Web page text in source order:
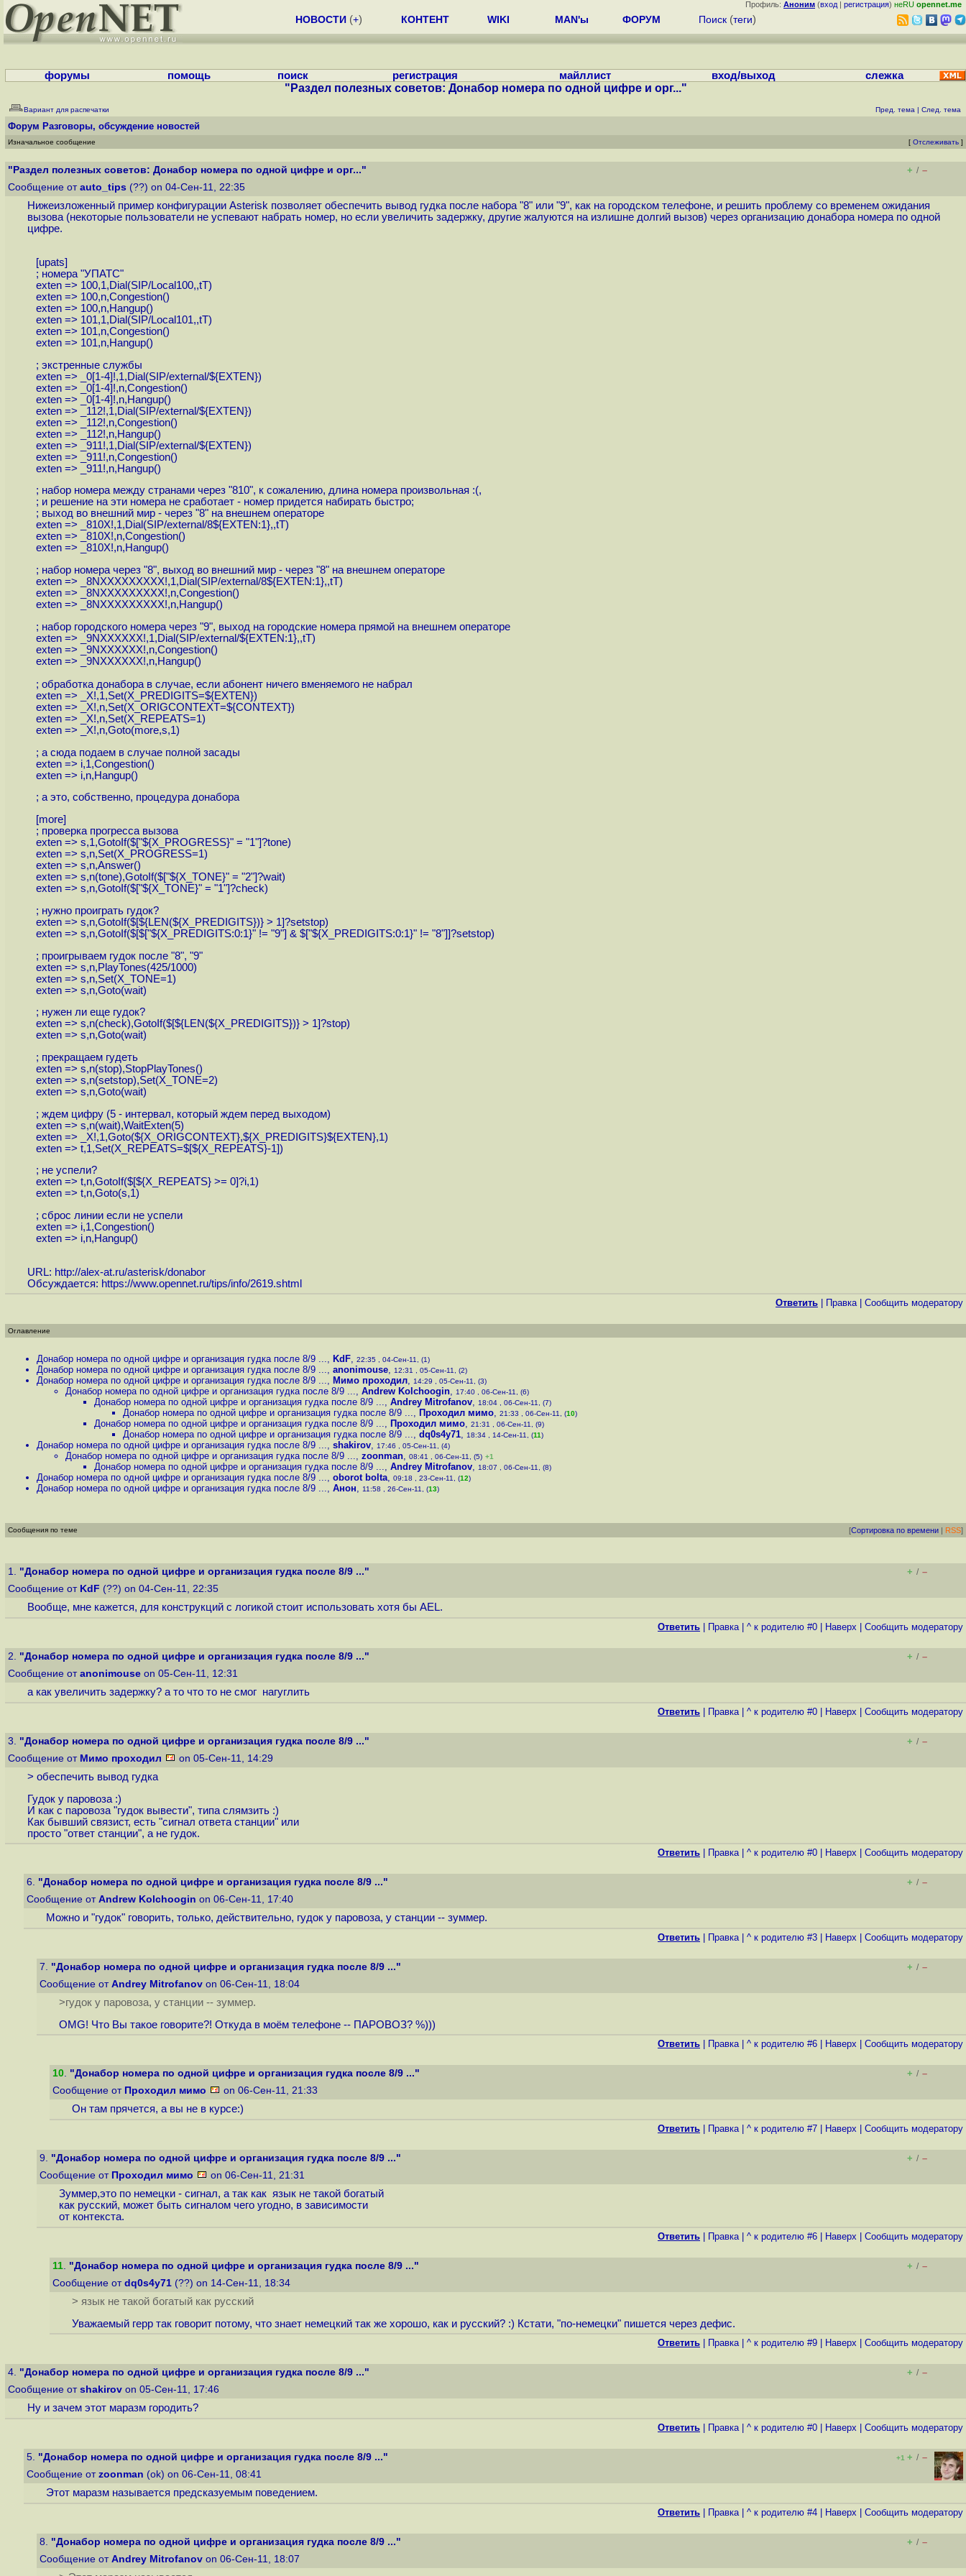
Профиль: Аноним (вход | регистрация) неRU opennet.me
НОВОСТИ (+) КОНТЕНТ WIKI MAN'ы ФОРУМ Поиск (теги)
форумы помощь поиск регистрация майллист вход/выход слежка
"Раздел полезных советов: Донабор номера по одной цифре и орг..."
Вариант для распечатки Пред. тема | След. тема
Форум Разговоры, обсуждение новостей
Изначальное сообщение [ Отслеживать ]
"Раздел полезных советов: Донабор номера по одной цифре и орг..." + / –
Сообщение от auto_tips (??) on 04-Сен-11, 22:35
Нижеизложенный пример конфигурации Asterisk позволяет обеспечить вывод гудка после набора "8" или "9", как на городском телефоне, и решить проблему со временем ожидания
вызова (некоторые пользователи не успевают набрать номер, но если увеличить задержку, другие жалуются на излишне долгий вызов) через организацию донабора номера по одной
цифре.
[upats]
; номера "УПАТС"
exten => 100,1,Dial(SIP/Local100,,tT)
exten => 100,n,Congestion()
exten => 100,n,Hangup()
exten => 101,1,Dial(SIP/Local101,,tT)
exten => 101,n,Congestion()
exten => 101,n,Hangup()
; экстренные службы
exten => _0[1-4]!,1,Dial(SIP/external/${EXTEN})
exten => _0[1-4]!,n,Congestion()
exten => _0[1-4]!,n,Hangup()
exten => _112!,1,Dial(SIP/external/${EXTEN})
exten => _112!,n,Congestion()
exten => _112!,n,Hangup()
exten => _911!,1,Dial(SIP/external/${EXTEN})
exten => _911!,n,Congestion()
exten => _911!,n,Hangup()
; набор номера между странами через "810", к сожалению, длина номера произвольная :(,
; и решение на эти номера не сработает - номер придется набирать быстро;
; выход во внешний мир - через "8" на внешнем операторе
exten => _810X!,1,Dial(SIP/external/8${EXTEN:1},,tT)
exten => _810X!,n,Congestion()
exten => _810X!,n,Hangup()
; набор номера через "8", выход во внешний мир - через "8" на внешнем операторе
exten => _8NXXXXXXXXX!,1,Dial(SIP/external/8${EXTEN:1},,tT)
exten => _8NXXXXXXXXX!,n,Congestion()
exten => _8NXXXXXXXXX!,n,Hangup()
; набор городского номера через "9", выход на городские номера прямой на внешнем операторе
exten => _9NXXXXXX!,1,Dial(SIP/external/${EXTEN:1},,tT)
exten => _9NXXXXXX!,n,Congestion()
exten => _9NXXXXXX!,n,Hangup()
; обработка донабора в случае, если абонент ничего вменяемого не набрал
exten => _X!,1,Set(X_PREDIGITS=${EXTEN})
exten => _X!,n,Set(X_ORIGCONTEXT=${CONTEXT})
exten => _X!,n,Set(X_REPEATS=1)
exten => _X!,n,Goto(more,s,1)
; а сюда подаем в случае полной засады
exten => i,1,Congestion()
exten => i,n,Hangup()
; а это, собственно, процедура донабора
[more]
; проверка прогресса вызова
exten => s,1,GotoIf($["${X_PROGRESS}" = "1"]?tone)
exten => s,n,Set(X_PROGRESS=1)
exten => s,n,Answer()
exten => s,n(tone),GotoIf($["${X_TONE}" = "2"]?wait)
exten => s,n,GotoIf($["${X_TONE}" = "1"]?check)
; нужно проиграть гудок?
exten => s,n,GotoIf($[${LEN(${X_PREDIGITS})} > 1]?setstop)
exten => s,n,GotoIf($[$["${X_PREDIGITS:0:1}" != "9"] & $["${X_PREDIGITS:0:1}" != "8"]]?setstop)
; проигрываем гудок после "8", "9"
exten => s,n,PlayTones(425/1000)
exten => s,n,Set(X_TONE=1)
exten => s,n,Goto(wait)
; нужен ли еще гудок?
exten => s,n(check),GotoIf($[${LEN(${X_PREDIGITS})} > 1]?stop)
exten => s,n,Goto(wait)
; прекращаем гудеть
exten => s,n(stop),StopPlayTones()
exten => s,n(setstop),Set(X_TONE=2)
exten => s,n,Goto(wait)
; ждем цифру (5 - интервал, который ждем перед выходом)
exten => s,n(wait),WaitExten(5)
exten => _X!,1,Goto(${X_ORIGCONTEXT},${X_PREDIGITS}${EXTEN},1)
exten => t,1,Set(X_REPEATS=$[${X_REPEATS}-1])
; не успели?
exten => t,n,GotoIf($[${X_REPEATS} >= 0]?i,1)
exten => t,n,Goto(s,1)
; сброс линии если не успели
exten => i,1,Congestion()
exten => i,n,Hangup()
URL: http://alex-at.ru/asterisk/donabor
Обсуждается: https://www.opennet.ru/tips/info/2619.shtml
Ответить Правка| Cообщить модератору
Оглавление
Донабор номера по одной цифре и организация гудка после 8/9 ..., KdF, 22:35 , 04-Сен-11, (1)
Донабор номера по одной цифре и организация гудка после 8/9 ..., anonimouse, 12:31 , 05-Сен-11, (2)
Донабор номера по одной цифре и организация гудка после 8/9 ..., Мимо проходил, 14:29 , 05-Сен-11, (3)
Донабор номера по одной цифре и организация гудка после 8/9 ..., Andrew Kolchoogin, 17:40 , 06-Сен-11, (6)
Донабор номера по одной цифре и организация гудка после 8/9 ..., Andrey Mitrofanov, 18:04 , 06-Сен-11, (7)
Донабор номера по одной цифре и организация гудка после 8/9 ..., Проходил мимо, 21:33 , 06-Сен-11, (10)
Донабор номера по одной цифре и организация гудка после 8/9 ..., Проходил мимо, 21:31 , 06-Сен-11, (9)
Донабор номера по одной цифре и организация гудка после 8/9 ..., dq0s4y71, 18:34 , 14-Сен-11, (11)
Донабор номера по одной цифре и организация гудка после 8/9 ..., shakirov, 17:46 , 05-Сен-11, (4)
Донабор номера по одной цифре и организация гудка после 8/9 ..., zoonman, 08:41 , 06-Сен-11, (5) +1
Донабор номера по одной цифре и организация гудка после 8/9 ..., Andrey Mitrofanov, 18:07 , 06-Сен-11, (8)
Донабор номера по одной цифре и организация гудка после 8/9 ..., oborot bolta, 09:18 , 23-Сен-11, (12)
Донабор номера по одной цифре и организация гудка после 8/9 ..., Анон, 11:58 , 26-Сен-11, (13)
Сообщения по теме [Сортировка по времени | RSS]
1. "Донабор номера по одной цифре и организация гудка после 8/9 ..." + / –
Сообщение от KdF (??) on 04-Сен-11, 22:35
Вообще, мне кажется, для конструкций с логикой стоит использовать хотя бы AEL.
Ответить Правка| ^ к родителю #0 Наверх Cообщить модератору
2. "Донабор номера по одной цифре и организация гудка после 8/9 ..." + / –
Сообщение от anonimouse on 05-Сен-11, 12:31
а как увеличить задержку? а то что то не смог нагуглить
Ответить Правка| ^ к родителю #0 Наверх Cообщить модератору
3. "Донабор номера по одной цифре и организация гудка после 8/9 ..." + / –
Сообщение от Мимо проходил on 05-Сен-11, 14:29
> обеспечить вывод гудка
Гудок у паровоза :)
И как с паровоза "гудок вывести", типа слямзить :)
Как бывший связист, есть "сигнал ответа станции" или
просто "ответ станции", а не гудок.
Ответить Правка| ^ к родителю #0 Наверх Cообщить модератору
6. "Донабор номера по одной цифре и организация гудка после 8/9 ..." + / –
Сообщение от Andrew Kolchoogin on 06-Сен-11, 17:40
Можно и "гудок" говорить, только, действительно, гудок у паровоза, у станции -- зуммер.
Ответить Правка| ^ к родителю #3 Наверх Cообщить модератору
7. "Донабор номера по одной цифре и организация гудка после 8/9 ..." + / –
Сообщение от Andrey Mitrofanov on 06-Сен-11, 18:04
>гудок у паровоза, у станции -- зуммер.
OMG! Что Вы такое говорите?! Откуда в моём телефоне -- ПАРОВОЗ? %)))
Ответить Правка| ^ к родителю #6 Наверх Cообщить модератору
10. "Донабор номера по одной цифре и организация гудка после 8/9 ..." + / –
Сообщение от Проходил мимо on 06-Сен-11, 21:33
Он там прячется, а вы не в курсе:)
Ответить Правка| ^ к родителю #7 Наверх Cообщить модератору
9. "Донабор номера по одной цифре и организация гудка после 8/9 ..." + / –
Сообщение от Проходил мимо on 06-Сен-11, 21:31
Зуммер,это по немецки - сигнал, а так как язык не такой богатый
как русский, может быть сигналом чего угодно, в зависимости
от контекста.
Ответить Правка| ^ к родителю #6 Наверх Cообщить модератору
11. "Донабор номера по одной цифре и организация гудка после 8/9 ..." + / –
Сообщение от dq0s4y71 (??) on 14-Сен-11, 18:34
> язык не такой богатый как русский
Уважаемый герр так говорит потому, что знает немецкий так же хорошо, как и русский? :) Кстати, "по-немецки" пишется через дефис.
Ответить Правка| ^ к родителю #9 Наверх Cообщить модератору
4. "Донабор номера по одной цифре и организация гудка после 8/9 ..." + / –
Сообщение от shakirov on 05-Сен-11, 17:46
Ну и зачем этот маразм городить?
Ответить Правка| ^ к родителю #0 Наверх Cообщить модератору
5. "Донабор номера по одной цифре и организация гудка после 8/9 ..." +1 + / –
Сообщение от zoonman (ok) on 06-Сен-11, 08:41
Этот маразм называется предсказуемым поведением.
Ответить Правка| ^ к родителю #4 Наверх Cообщить модератору
8. "Донабор номера по одной цифре и организация гудка после 8/9 ..." + / –
Сообщение от Andrey Mitrofanov on 06-Сен-11, 18:07